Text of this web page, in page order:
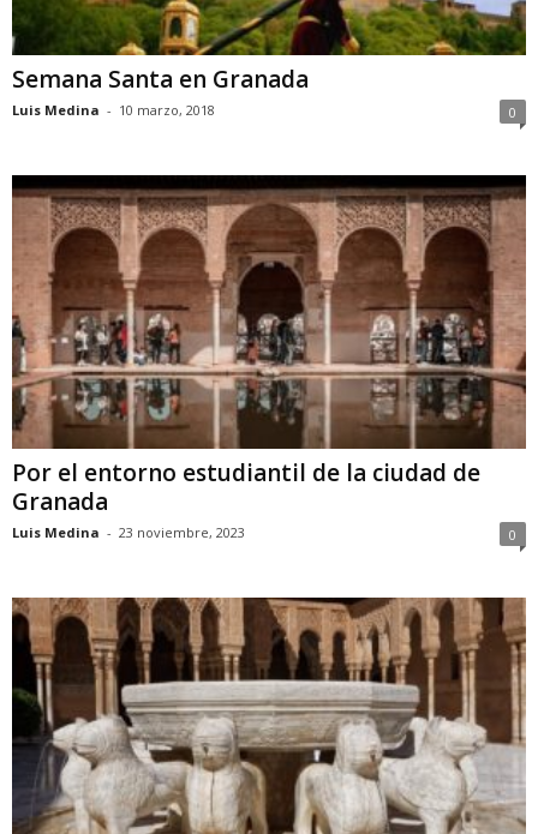
Semana Santa en Granada
Luis Medina - 10 marzo, 2018 0
Por el entorno estudiantil de la ciudad de
Granada
Luis Medina - 23 noviembre, 2023 0